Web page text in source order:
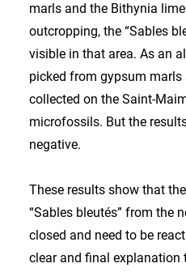
marls and the Bithynia
outcropping, the “Sables
visible in that area. As an
picked from gypsum
collected on the Saint-
microfossils. But the
negative.
These results show that
“Sables bleutés” from the
closed and need to be
clear and final explanation